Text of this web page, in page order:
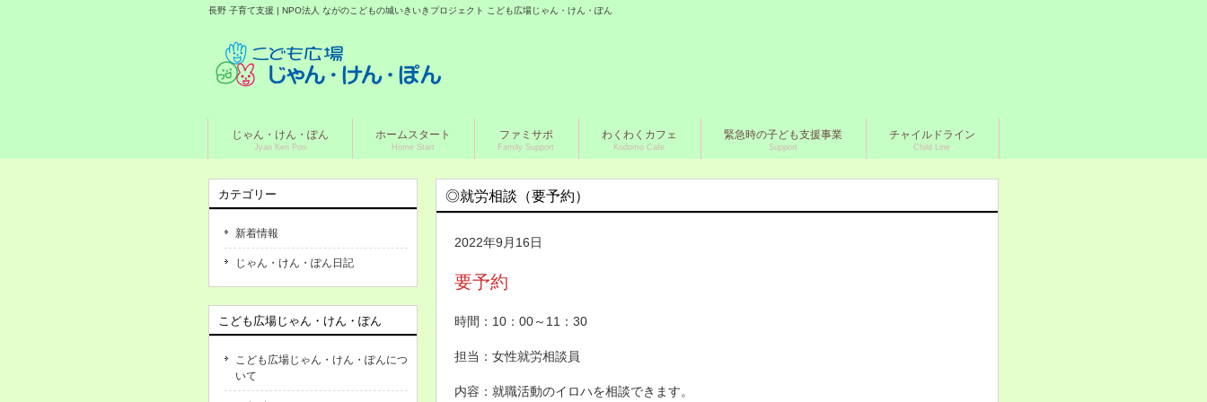
長野 子育て支援 | NPO法人 ながのこどもの城いきいきプロジェクト こども広場じゃん・けん・ぽん
じゃん・けん・ぽん
Jyan Ken Pon
ホームスタート
Home Start
ファミサポ
Family Support
わくわくカフェ
Kodomo Cafe
緊急時の子ども支援事業
Support
チャイルドライン
Child Line
◎就労相談（要予約）
2022年9月16日
要予約
時間：10：00～11：30
担当：女性就労相談員
内容：就職活動のイロハを相談できます。
カテゴリー
新着情報
じゃん・けん・ぽん日記
こども広場じゃん・けん・ぽん
こども広場じゃん・けん・ぽんにつ
いて